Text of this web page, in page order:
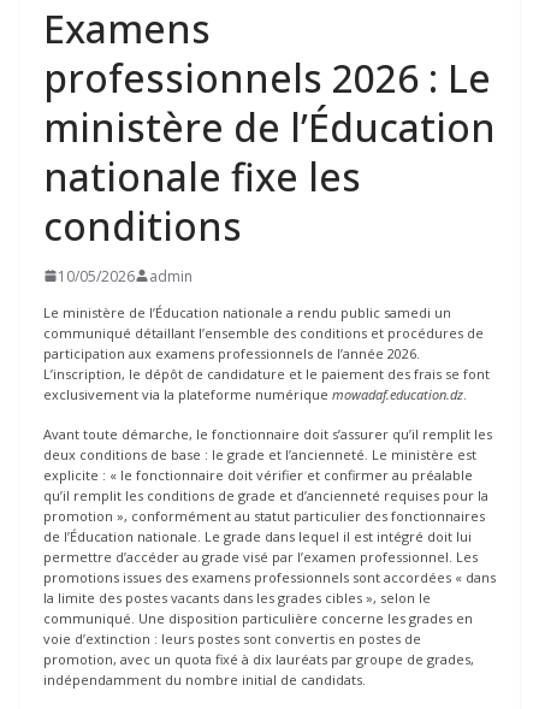
Examens
professionnels 2026 : Le
ministère de l’Éducation
nationale fixe les
conditions
10/05/2026 admin
Le ministère de l’Éducation nationale a rendu public samedi un
communiqué détaillant l’ensemble des conditions et procédures de
participation aux examens professionnels de l’année 2026.
L’inscription, le dépôt de candidature et le paiement des frais se font
exclusivement via la plateforme numérique mowadaf.education.dz
Avant toute démarche, le fonctionnaire doit s’assurer qu’il remplit les
deux conditions de base : le grade et l’ancienneté. Le ministère est
explicite : « le fonctionnaire doit vérifier et confirmer au préalable
qu’il remplit les conditions de grade et d’ancienneté requises pour la
promotion », conformément au statut particulier des fonctionnaires
de l’Éducation nationale. Le grade dans lequel il est intégré doit lui
permettre d’accéder au grade visé par l’examen professionnel. Les
promotions issues des examens professionnels sont accordées « dans
la limite des postes vacants dans les grades cibles », selon le
communiqué. Une disposition particulière concerne les grades en
voie d’extinction : leurs postes sont convertis en postes de
promotion, avec un quota fixé à dix lauréats par groupe de grades,
indépendamment du nombre initial de candidats.